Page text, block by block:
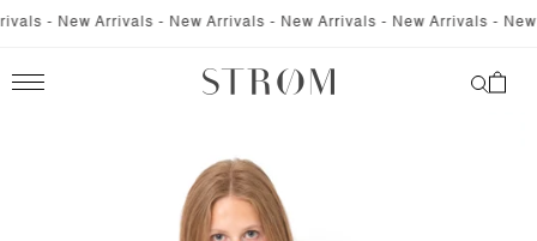
SKIP TO
- New Arrivals - New Arrivals - New Arrivals - New Arrivals -
Cart